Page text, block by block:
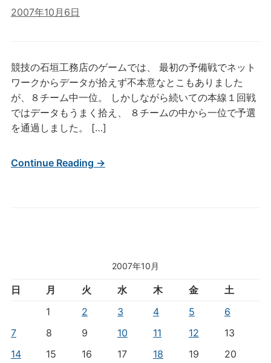
2007年10月
日 月 火 水 木 金
土
1
2 3 4 5
6
7
8 9 10 11 12
13
14
15 16 17 18 19
20
2007年10月6日
競技の石垣工務店のゲームでは、 最初の予備戦でネット
ワークからデータが拾えず不本意なとこもありました
が、８チーム中一位。 しかしながら続いての本線１回戦
ではデータもうまく拾え、 ８チームの中から一位で予選
を通過しました。 […]
Continue Reading →